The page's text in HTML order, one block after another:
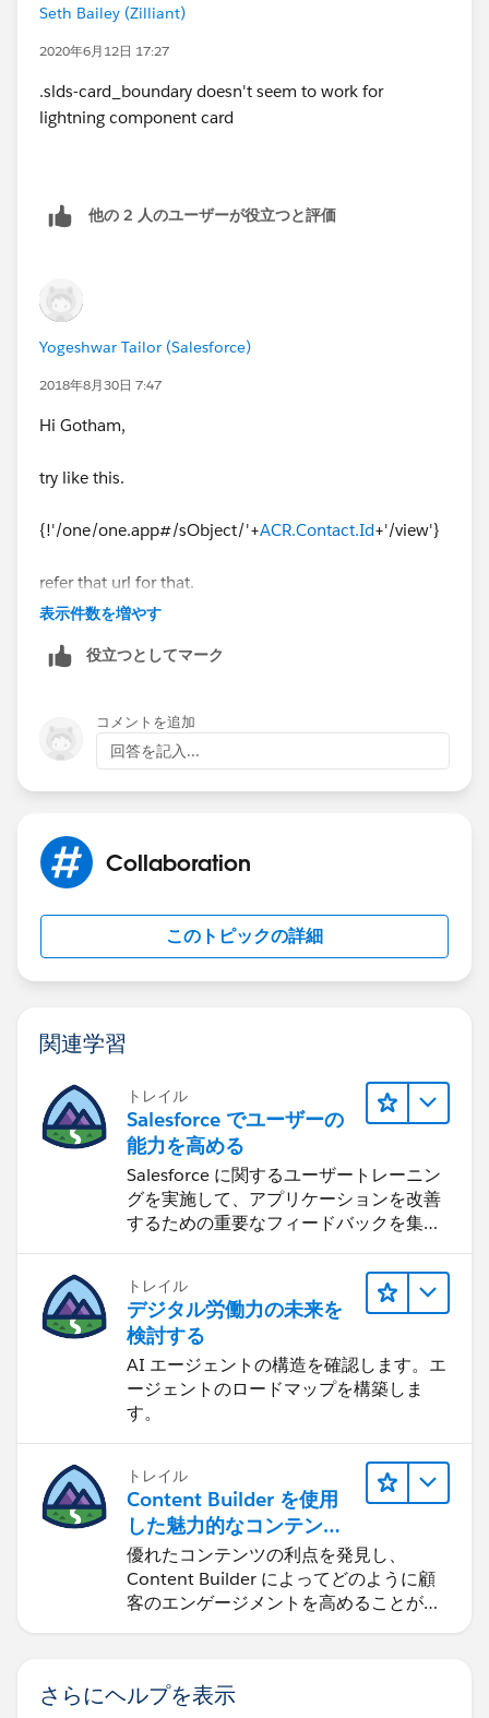
<td data-
label="ORGANIZATION"> <div class="slds-truncate" >
<td data-label="SALES REP
</tr>
</aura:iteration>
</tbody>
Seth Bailey (Zilliant)
2020年6月12日 17:27
.slds-card_boundary doesn't seem to work for
lightning component card
他の 2 人のユーザーが役立つと評価
Yogeshwar Tailor (Salesforce)
2018年8月30日 7:47
Hi Gotham,
try like this.
{!'/one/one.app#/sObject/'+ACR.Contact.Id+'/view'}
refer that url for that.
034/creating-a-link-to-a-contact-in-aura-component
Yogesh
表示件数を増やす
役立つとしてマーク
コメントを追加
回答を記入...
Collaboration
このトピックの詳細
関連学習
トレイル
Salesforce でユーザーの
能力を高める
Salesforce に関するユーザートレーニン
グを実施して、アプリケーションを改善
するための重要なフィードバックを集め
トレイル
デジタル労働力の未来を
検討する
AI エージェントの構造を確認します。エ
ージェントのロードマップを構築しま
す。
トレイル
Content Builder を使用
した魅力的なコンテンツ
の作成
優れたコンテンツの利点を発見し、
Content Builder によってどのように顧
客のエンゲージメントを高めることがで
さらにヘルプを表示